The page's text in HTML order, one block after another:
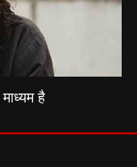
है